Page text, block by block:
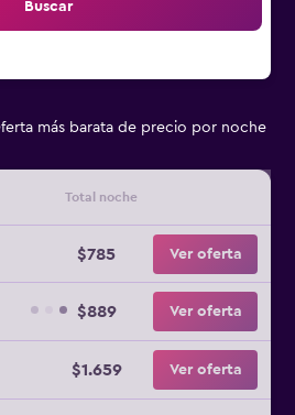
Buscar
más barata de precio por noche
Total noche
$785 Ver oferta
$889 Ver oferta
$1.659 Ver oferta